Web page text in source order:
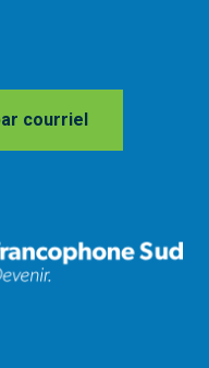
courriel